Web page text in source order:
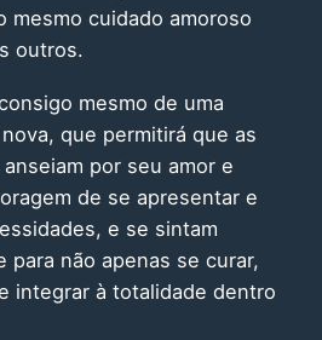
mesmo cuidado amoroso
outros.
mesmo de uma
que permitirá que as
por seu amor e
de se apresentar e
e se sintam
para não apenas se curar,
integrar à totalidade dentro